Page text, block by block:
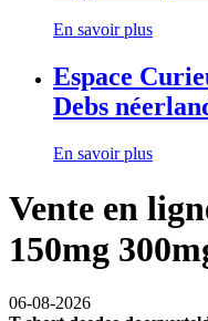
En savoir plus
Espace
Debs
En savoir plus
Vente en
150mg
06-08-2026